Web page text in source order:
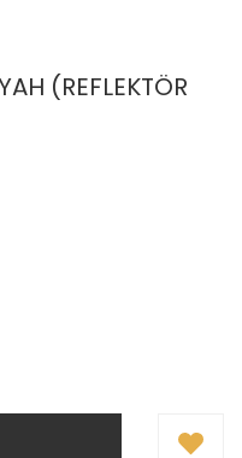
(REFLEKTÖR